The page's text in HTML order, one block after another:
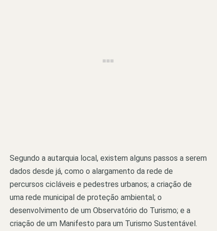
Segundo a autarquia local, existem alguns passos a serem
dados desde já, como o alargamento da rede de
percursos cicláveis e pedestres urbanos; a criação de
uma rede municipal de proteção ambiental; o
desenvolvimento de um Observatório do Turismo; e a
criação de um Manifesto para um Turismo Sustentável.